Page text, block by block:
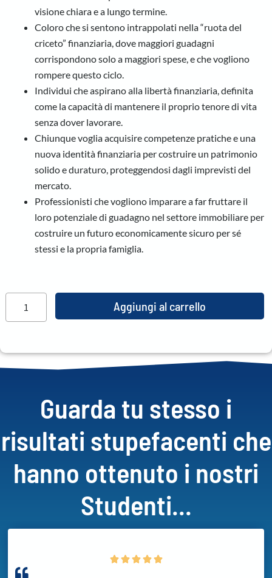
visione chiara e a lungo termine.
Coloro che si sentono intrappolati nella “ruota del
criceto” finanziaria, dove maggiori guadagni
corrispondono solo a maggiori spese, e che vogliono
rompere questo ciclo.
Individui che aspirano alla libertà finanziaria, definita
come la capacità di mantenere il proprio tenore di vita
senza dover lavorare.
Chiunque voglia acquisire competenze pratiche e una
nuova identità finanziaria per costruire un patrimonio
solido e duraturo, proteggendosi dagli imprevisti del
mercato.
Professionisti che vogliono imparare a far fruttare il
loro potenziale di guadagno nel settore immobiliare per
costruire un futuro economicamente sicuro per sé
stessi e la propria famiglia.
Aggiungi al carrello
Guarda tu stesso i
risultati stupefacenti che
hanno ottenuto i nostri
Studenti...
    